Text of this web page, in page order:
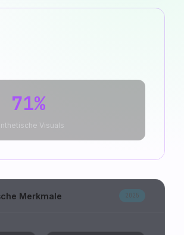
71%
Visuals
Merkmale 2025